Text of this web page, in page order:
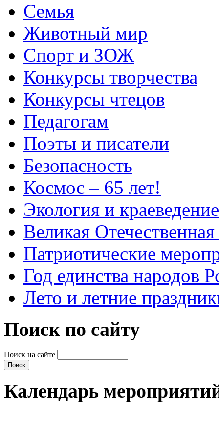
Семья
Животный мир
Спорт и ЗОЖ
Конкурсы творчества
Конкурсы чтецов
Педагогам
Поэты и писатели
Безопасность
Космос – 65 лет!
Экология и краеведение
Великая
Патриотические
Год единства народов
Лето и летние
Поиск по сайту
Поиск на сайте
Календарь